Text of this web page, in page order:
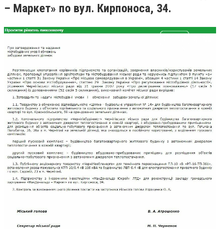
– Маркет» по вул. Кирпоноса, 34.